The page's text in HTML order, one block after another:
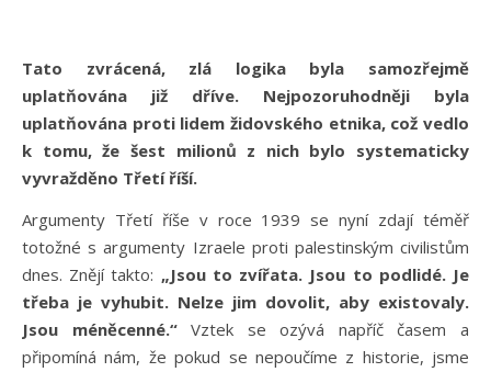
Tato zvrácená, zlá logika byla samozřejmě
uplatňována již dříve. Nejpozoruhodněji byla
uplatňována proti lidem židovského etnika, což vedlo
k tomu, že šest milionů z nich bylo systematicky
vyvražděno Třetí říší.
Argumenty Třetí říše v roce 1939 se nyní zdají téměř
totožné s argumenty Izraele proti palestinským civilistům
dnes. Znějí takto: „Jsou to zvířata. Jsou to podlidé. Je
třeba je vyhubit. Nelze jim dovolit, aby existovaly.
Jsou méněcenné.“Vztek se ozývá napříč časem a
připomíná nám, že pokud se nepoučíme z historie, jsme